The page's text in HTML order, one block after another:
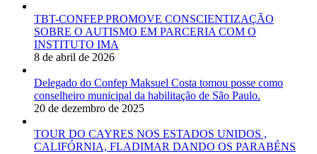
TBT-CONFEP PROMOVE CONSCIENTIZAÇÃO
SOBRE O AUTISMO EM PARCERIA COM O
INSTITUTO IMA
8 de abril de 2026
Delegado do Confep Maksuel Costa tomou posse como
conselheiro municipal da habilitação de São Paulo.
20 de dezembro de 2025
TOUR DO CAYRES NOS ESTADOS UNIDOS ,
CALIFÓRNIA, FLADIMAR DANDO OS PARABÉNS